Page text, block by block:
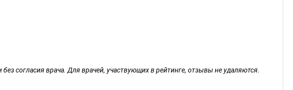
согласия врача. Для врачей, участвующих в рейтинге, отзывы не удаляются.